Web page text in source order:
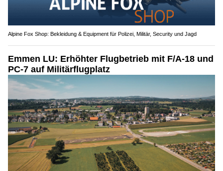
Alpine Fox Shop: Bekleidung & Equipment für Polizei, Militär, Security und Jagd
Emmen LU: Erhöhter Flugbetrieb mit F/A-18 und
PC-7 auf Militärflugplatz